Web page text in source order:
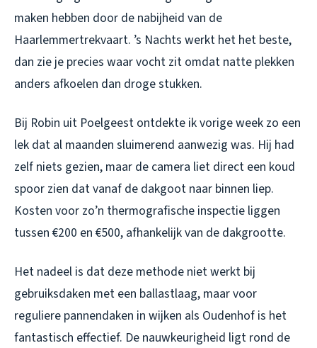
maken hebben door de nabijheid van de
Haarlemmertrekvaart. ’s Nachts werkt het het beste,
dan zie je precies waar vocht zit omdat natte plekken
anders afkoelen dan droge stukken.
Bij Robin uit Poelgeest ontdekte ik vorige week zo een
lek dat al maanden sluimerend aanwezig was. Hij had
zelf niets gezien, maar de camera liet direct een koud
spoor zien dat vanaf de dakgoot naar binnen liep.
Kosten voor zo’n thermografische inspectie liggen
tussen €200 en €500, afhankelijk van de dakgrootte.
Het nadeel is dat deze methode niet werkt bij
gebruiksdaken met een ballastlaag, maar voor
reguliere pannendaken in wijken als Oudenhof is het
fantastisch effectief. De nauwkeurigheid ligt rond de